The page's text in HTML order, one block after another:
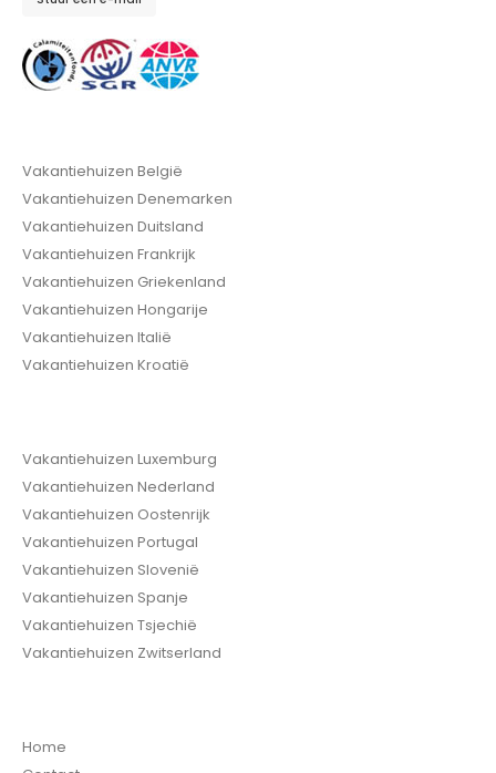
Vakantiehuizen België
Vakantiehuizen Denemarken
Vakantiehuizen Duitsland
Vakantiehuizen Frankrijk
Vakantiehuizen Griekenland
Vakantiehuizen Hongarije
Vakantiehuizen Italië
Vakantiehuizen Kroatië
Vakantiehuizen Luxemburg
Vakantiehuizen Nederland
Vakantiehuizen Oostenrijk
Vakantiehuizen Portugal
Vakantiehuizen Slovenië
Vakantiehuizen Spanje
Vakantiehuizen Tsjechië
Vakantiehuizen Zwitserland
Home